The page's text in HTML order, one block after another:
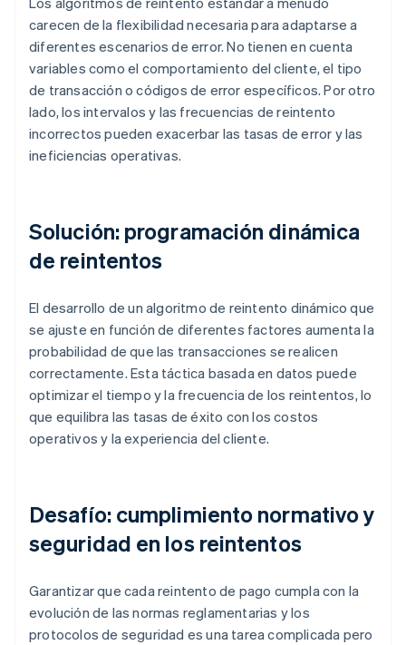
carecen de la flexibilidad necesaria para adaptarse a
diferentes escenarios de error. No tienen en cuenta
variables como el comportamiento del cliente, el tipo
de transacción o códigos de error específicos. Por otro
lado, los intervalos y las frecuencias de reintento
incorrectos pueden exacerbar las tasas de error y las
ineficiencias operativas.
Solución: programación dinámica
de reintentos
El desarrollo de un algoritmo de reintento dinámico que
se ajuste en función de diferentes factores aumenta la
probabilidad de que las transacciones se realicen
correctamente. Esta táctica basada en datos puede
optimizar el tiempo y la frecuencia de los reintentos, lo
que equilibra las tasas de éxito con los costos
operativos y la experiencia del cliente.
Desafío: cumplimiento normativo y
seguridad en los reintentos
Garantizar que cada reintento de pago cumpla con la
evolución de las normas reglamentarias y los
protocolos de seguridad es una tarea complicada pero